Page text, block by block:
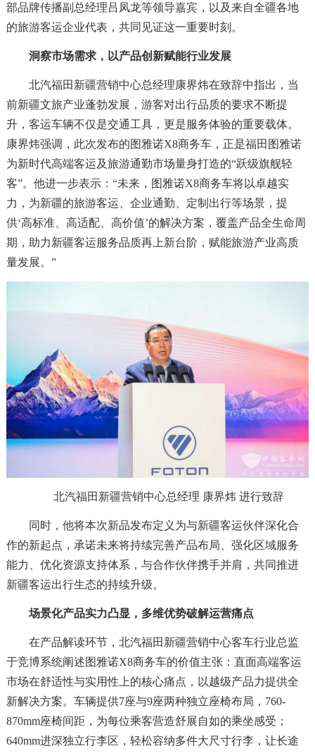
部品牌传播副总经理吕凤龙等领导嘉宾，以及来自全疆各地
的旅游客运企业代表，共同见证这一重要时刻。
洞察市场需求，以产品创新赋能行业发展
北汽福田新疆营销中心总经理康界炜在致辞中指出，当
前新疆文旅产业蓬勃发展，游客对出行品质的要求不断提
升，客运车辆不仅是交通工具，更是服务体验的重要载体。
康界炜强调，此次发布的图雅诺X8商务车，正是福田图雅诺
为新时代高端客运及旅游通勤市场量身打造的“跃级旗舰轻
客”。他进一步表示：“未来，图雅诺X8商务车将以卓越实
力，为新疆的旅游客运、企业通勤、定制出行等场景，提
供‘高标准、高适配、高价值’的解决方案，覆盖产品全生命周
期，助力新疆客运服务品质再上新台阶，赋能旅游产业高质
量发展。”
北汽福田新疆营销中心总经理 康界炜 进行致辞
同时，他将本次新品发布定义为与新疆客运伙伴深化合
作的新起点，承诺未来将持续完善产品布局、强化区域服务
能力、优化资源支持体系，与合作伙伴携手并肩，共同推进
新疆客运出行生态的持续升级。
场景化产品实力凸显，多维优势破解运营痛点
在产品解读环节，北汽福田新疆营销中心客车行业总监
于竞博系统阐述图雅诺X8商务车的价值主张：直面高端客运
市场在舒适性与实用性上的核心痛点，以越级产品力提供全
新解决方案。车辆提供7座与9座两种独立座椅布局，760-
870mm座椅间距，为每位乘客营造舒展自如的乘坐感受；
640mm进深独立行李区，轻松容纳多件大尺寸行李，让长途